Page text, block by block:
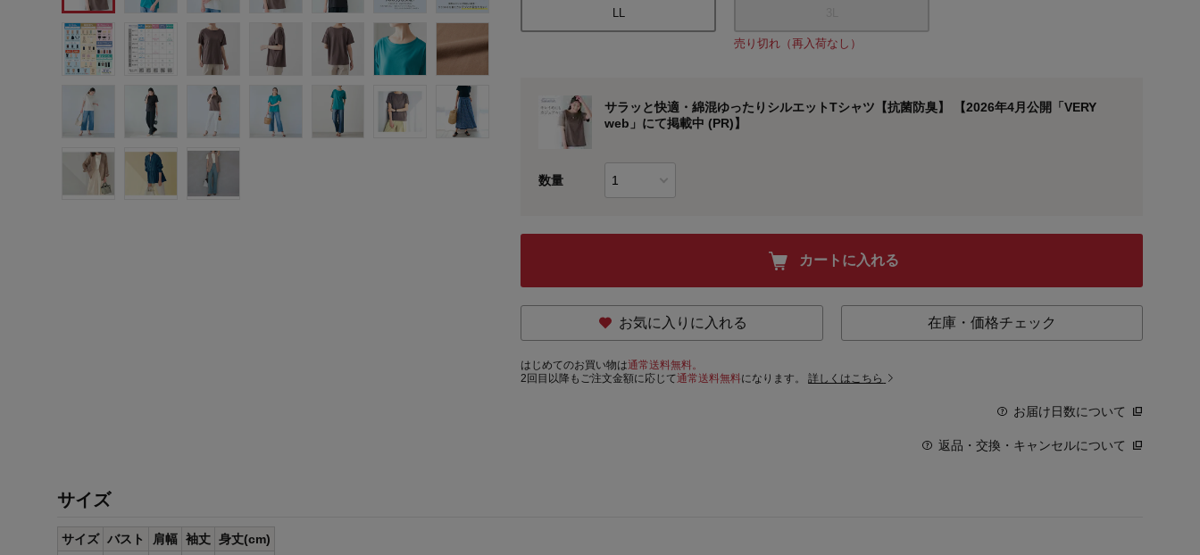
LL
売り切れ（再入荷なし）
サラッと快適・綿混ゆったりシルエットTシャツ【抗菌防臭】 【2026年4月公開「VERY
web」にて掲載中 (PR)】
数量
カートに入れる
お気に入りに入れる 在庫・価格チェック
はじめてのお買い物は通常送料無料。
2回目以降もご注文金額に応じて通常送料無料になります。詳しくはこちら
お届け日数について
返品・交換・キャンセルについて
サイズ
サイズ バスト 肩幅 袖丈 身丈(cm)